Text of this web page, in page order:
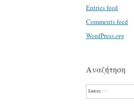
Entries feed
Comments feed
WordPress.org
Αναζήτηση
Search